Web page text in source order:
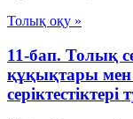
Толық оқу »
11-бап. Толық
құқықтары